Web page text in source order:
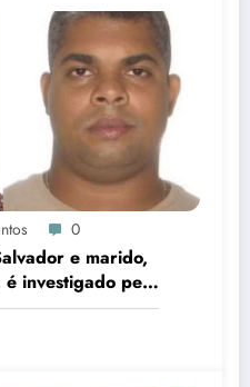
0
e marido,
investigado pelo